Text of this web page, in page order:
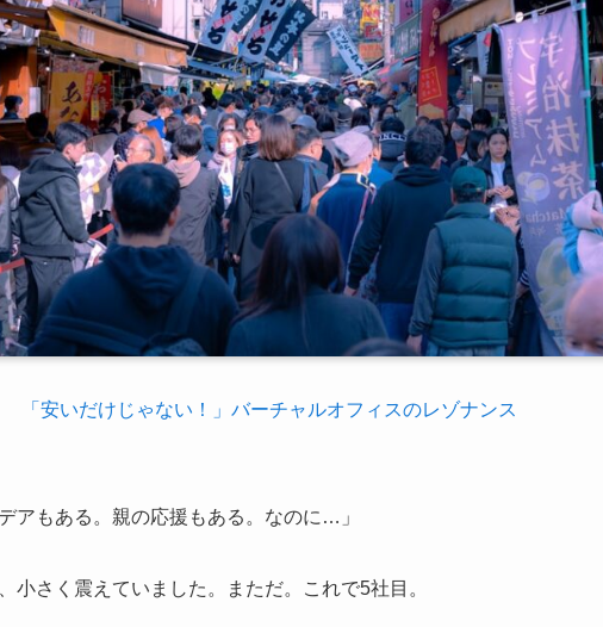
「安いだけじゃない！」バーチャルオフィスのレゾナンス
アもある。親の応援もある。なのに…」
小さく震えていました。まただ。これで5社目。